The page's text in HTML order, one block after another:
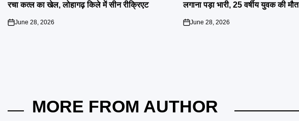
रचा कत्ल का खेल, लोहागढ़ किले में सीन रीक्रिएट
on
June 28, 2026
लगाना पड़ा भारी, 25 वर्षीय युवक की मौत
on
June 28, 2026
MORE FROM AUTHOR